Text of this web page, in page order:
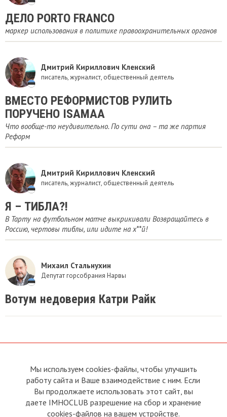
ДЕЛО PORTO FRANCO
маркер использования в политике правоохранительных органов
Дмитрий Кириллович Кленский
писатель, журналист, общественный деятель
ВМЕСТО РЕФОРМИСТОВ РУЛИТЬ
ПОРУЧЕНО ISAMAA
Что вообще-то неудивительно. По сути она – та же партия
Реформ
Дмитрий Кириллович Кленский
писатель, журналист, общественный деятель
Я – ТИБЛА?!
В Тарту на футбольном матче выкрикивали Возвращайтесь в
Россию, чертовы тиблы, или идите на х**й!
Михаил Стальнухин
Депутат горсобрания Нарвы
Вотум недоверия Катри Райк
О сайте
Условия пользования
Политика конфиденциальности
Прямая связь с
Председателем
Прямая связь c членами клуба
Реклама
Мы используем cookies-файлы, чтобы улучшить
работу сайта и Ваше взаимодействие с ним. Если
Вы продолжаете использовать этот сайт, вы
даете IMHOCLUB разрешение на сбор и хранение
cookies-файлов на вашем устройстве.